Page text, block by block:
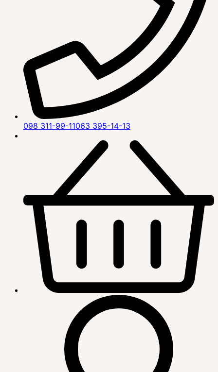
098 311-99-11063 395-14-13